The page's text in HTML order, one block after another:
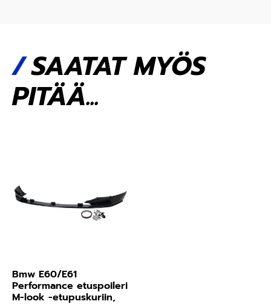
SAATAT MYÖS
PITÄÄ...
Bmw E60/E61
Performance etuspoileri
M-look -etupuskuriin,